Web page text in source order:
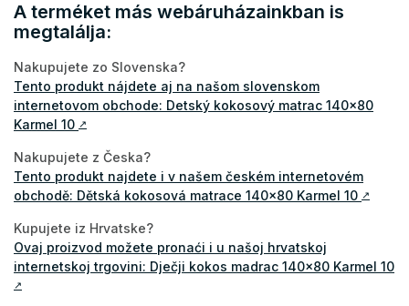
A terméket más webáruházainkban is
megtalálja:
Nakupujete zo Slovenska?
Tento produkt nájdete aj na našom slovenskom
internetovom obchode: Detský kokosový matrac 140x80
Karmel 10 ↗
Nakupujete z Česka?
Tento produkt najdete i v našem českém internetovém
obchodě: Dětská kokosová matrace 140x80 Karmel 10 ↗
Kupujete iz Hrvatske?
Ovaj proizvod možete pronaći i u našoj hrvatskoj
internetskoj trgovini: Dječji kokos madrac 140x80 Karmel 10
↗